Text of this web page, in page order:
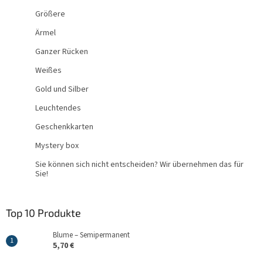
Größere
Ärmel
Ganzer Rücken
Weißes
Gold und Silber
Leuchtendes
Geschenkkarten
Mystery box
Sie können sich nicht entscheiden? Wir übernehmen das für
Sie!
Top 10 Produkte
Blume – Semipermanent
5,70 €